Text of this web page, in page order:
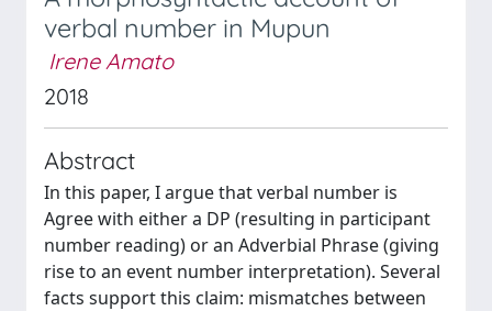
verbal number in Mupun
Irene Amato
2018
Abstract
In this paper, I argue that verbal number is
Agree with either a DP (resulting in participant
number reading) or an Adverbial Phrase (giving
rise to an event number interpretation). Several
facts support this claim: mismatches between